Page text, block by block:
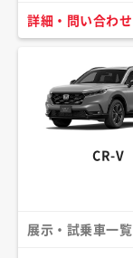
詳細・問い合わせ
CR-V
展示・試乗車一覧